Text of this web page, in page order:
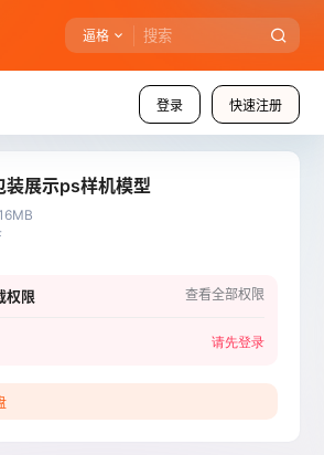
逼格
登录 快速注册
装展示ps样机模型
权限 查看全部权限
请先登录